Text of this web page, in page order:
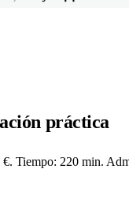
práctica
Tiempo: 220 min.